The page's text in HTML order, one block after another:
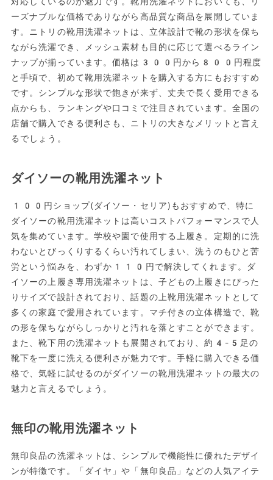
ーズナブルな価格でありながら高品質な商品を展開していま
す。ニトリの靴用洗濯ネットは、立体設計で靴の形状を保ち
ながら洗濯でき、メッシュ素材も目的に応じて選べるライン
ナップが揃っています。価格は300円から800円程度
と手頃で、初めて靴用洗濯ネットを購入する方にもおすすめ
です。シンプルな形状で飽きが来ず、丈夫で長く愛用できる
点からも、ランキングや口コミで注目されています。全国の
店舗で購入できる便利さも、ニトリの大きなメリットと言え
るでしょう。
ダイソーの靴用洗濯ネット
100円ショップ(ダイソー・セリア)もおすすめで、特に
ダイソーの靴用洗濯ネットは高いコストパフォーマンスで人
気を集めています。学校や園で使用する上履き。定期的に洗
わないとびっくりするくらい汚れてしまい、洗うのもひと苦
労という悩みを、わずか110円で解決してくれます。ダ
イソーの上履き専用洗濯ネットは、子どもの上履きにぴった
りサイズで設計されており、話題の上靴用洗濯ネットとして
多くの家庭で愛用されています。マチ付きの立体構造で、靴
の形を保ちながらしっかりと汚れを落とすことができます。
また、靴下用の洗濯ネットも展開されており、約4-5足の
靴下を一度に洗える便利さが魅力です。手軽に購入できる価
格で、気軽に試せるのがダイソーの靴用洗濯ネットの最大の
魅力と言えるでしょう。
無印の靴用洗濯ネット
無印良品の洗濯ネットは、シンプルで機能性に優れたデザイ
ンが特徴です。「ダイヤ」や「無印良品」などの人気アイテ